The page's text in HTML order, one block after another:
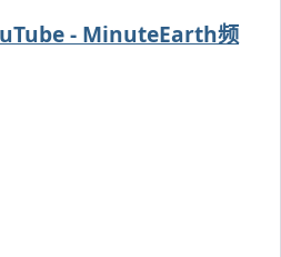
- MinuteEarth频